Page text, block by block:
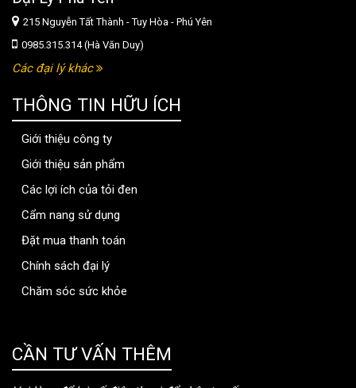
215 Nguyễn Tất Thành - Tuy Hòa - Phú Yên
0985.315.314 (Hà Văn Duy)
Các đại lý khác
THÔNG TIN HỮU ÍCH
Giới thiệu công ty
Giới thiệu sản phẩm
Các lợi ích của tỏi đen
Cẩm nang sử dụng
Đặt mua thanh toán
Chính sách đại lý
Chăm sóc sức khỏe
CẦN TƯ VẤN THÊM